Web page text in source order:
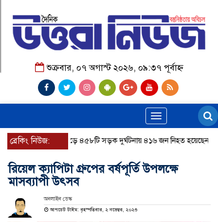
শুক্রবার, ০৭ অগাস্ট ২০২৬, ০৯:৩৭ পূর্বাহ্ন
Toggle
navigation
ব্রেকিং নিউজ:
জুলাইয়ে দেশজুড়ে ৪৫৮টি সড়ক দুর্ঘটনায় ৪১৬ জন নিহত হয়েছেন
রিয়েল ক্যাপিটা গ্রুপের বর্ষপূর্তি উপলক্ষে
মাসব্যাপী উৎসব
অনলাইন ডেস্ক
আপডেট টাইম: বৃহস্পতিবার, ২ নভেম্বর, ২০২৩